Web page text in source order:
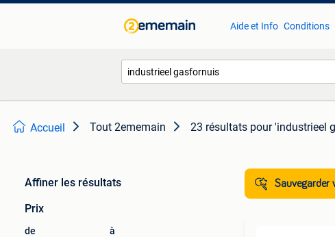
Aide et Info Conditions
Accueil Tout 2ememain 23 résultats pour 'industrieel
Affiner les résultats
Prix
de à
Sauvegarder